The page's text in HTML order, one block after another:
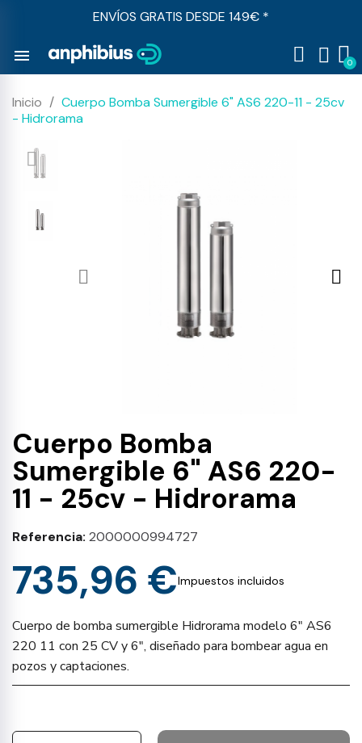
ENVÍOS GRATIS DESDE 149€ *
menu
Inicio
Cuerpo Bomba Sumergible 6" AS6 220-11 - 25cv
- Hidrorama
Cuerpo Bomba
Sumergible 6" AS6 220-
11 - 25cv - Hidrorama
Referencia 2000000994727
735,96 €Impuestos incluidos
Cuerpo de bomba sumergible Hidrorama modelo 6" AS6
220 11 con 25 CV y 6", diseñado para bombear agua en
pozos y captaciones.